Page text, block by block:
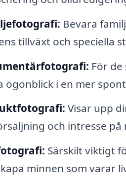
Bevara
tillväxt och speciella
För
ögonblick i en mer
Visar upp
och intresse på
Särskilt viktigt
minnen som varar